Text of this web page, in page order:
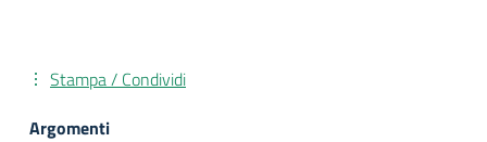
Stampa / Condividi
Argomenti